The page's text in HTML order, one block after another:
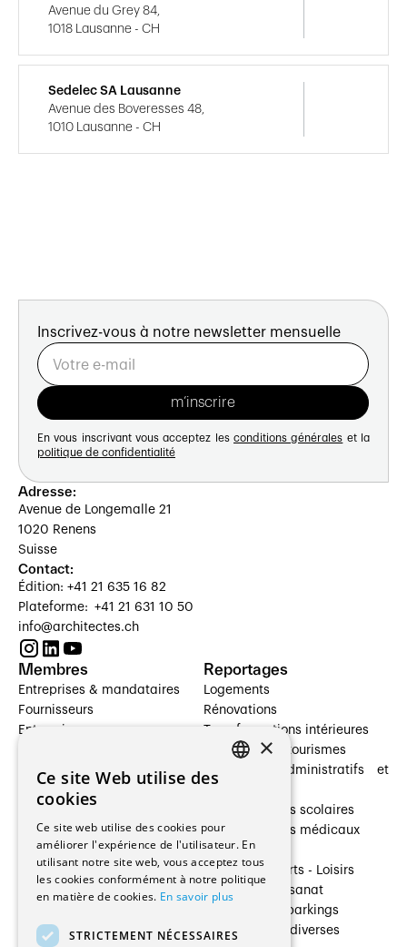
Avenue du Grey 84,
1018 Lausanne - CH
Sedelec SA Lausanne
Avenue des Boveresses 48,
1010 Lausanne - CH
Inscrivez-vous à notre newsletter mensuelle
En vous inscrivant vous acceptez les conditions générales et la
politique de confidentialité
Adresse:
Avenue de Longemalle 21
1020 Renens
Suisse
Contact:
Édition: +41 21 635 16 82
Plateforme: +41 21 631 10 50
info@architectes.ch
Membres
Entreprises & mandataires
Fournisseurs
Entreprises
Architectes paysagistes
Architectes d'intérieur
Entreprises générales
Ingénieurs et mandataires
Fabricants / Fournisseurs
Régies immobilières
Reportages
Logements
Rénovations
Transformations intérieures
Hôtelleries et tourismes
Bâtiments administratifs et
Établissements scolaires
Établissements médicaux
Villas
Cultures - Sports - Loisirs
Industrie - Artisanat
Transports et parkings
Constructions diverses
×
Ce site Web utilise des
cookies
Ce site web utilise des cookies pour
améliorer l'expérience de l'utilisateur. En
utilisant notre site web, vous acceptez tous
les cookies conformément à notre politique
en matière de cookies. En savoir plus
STRICTEMENT NÉCESSAIRES